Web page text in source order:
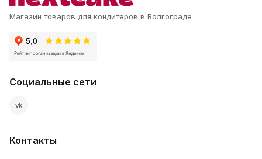
Магазин товаров для кондитеров в Волгограде
Социальные сети
vk
Контакты